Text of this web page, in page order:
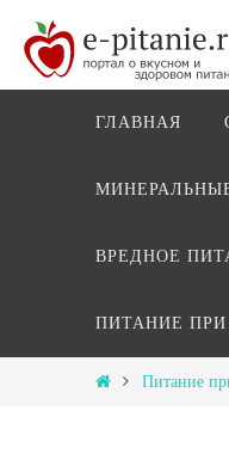
ГЛАВНАЯ
ВРЕДНОЕ
ПИТАНИЕ
Питание